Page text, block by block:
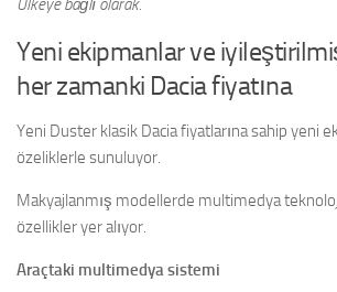
Ülkeye bağlı olarak.
Yeni ekipmanlar ve
her zamanki Dacia fiyatına
Yeni Duster klasik Dacia fiyatlarına sahip yeni
özeliklerle sunuluyor.
Makyajlanmış modellerde multimedya
özellikler yer alıyor.
Araçtaki multimedya sistemi